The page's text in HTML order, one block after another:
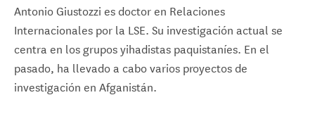
Antonio Giustozzi es doctor en Relaciones
Internacionales por la LSE. Su investigación actual se
centra en los grupos yihadistas paquistaníes. En el
pasado, ha llevado a cabo varios proyectos de
investigación en Afganistán.